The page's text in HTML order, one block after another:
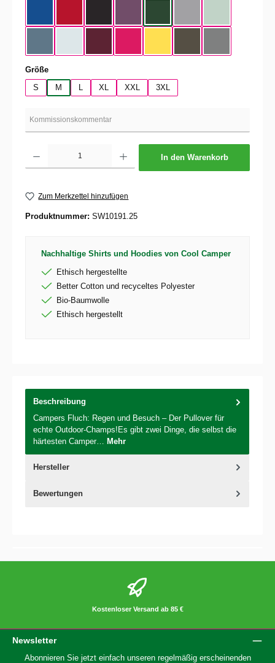
Größeauswählen
S
M XL XXL 3XL
In den Warenkorb
Zum Merkzettel hinzufügen
Produktnummer: SW10191.25
Nachhaltige Shirts und Hoodies von Cool Camper
Ethisch hergestellte
Better Cotton und recyceltes Polyester
Bio-Baumwolle
Ethisch hergestellt
Beschreibung
Campers Fluch: Regen und Besuch – Der Pullover für
echte Outdoor-Champs!Es gibt zwei Dinge, die selbst die
härtesten Camper… Mehr
Hersteller
Bewertungen
Kostenloser Versand ab 85 €
Newsletter
Abonnieren Sie jetzt einfach unseren regelmäßig erscheinenden